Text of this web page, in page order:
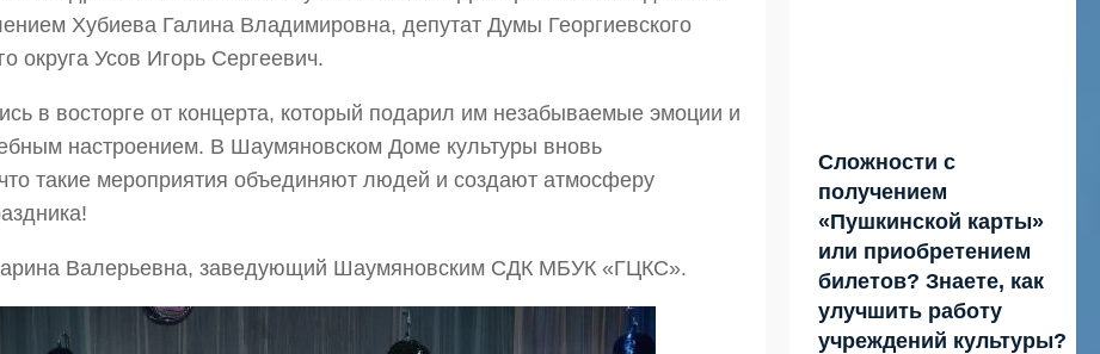
Хубиева Галина Владимировна, депутат Думы Георгиевского
округа Усов Игорь Сергеевич.
в восторге от концерта, который подарил им незабываемые эмоции и
настроением. В Шаумяновском Доме культуры вновь
такие мероприятия объединяют людей и создают атмосферу
Валерьевна, заведующий Шаумяновским СДК МБУК «ГЦКС».
Сложности с
получением
«Пушкинской карты»
или приобретением
билетов? Знаете, как
улучшить работу
учреждений культуры?